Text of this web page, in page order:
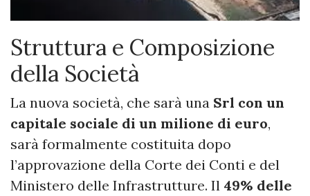
Struttura e Composizione
della Società
La nuova società, che sarà una Srl con un
capitale sociale di un milione di euro,
sarà formalmente costituita dopo
l’approvazione della Corte dei Conti e del
Ministero delle Infrastrutture. Il 49% delle